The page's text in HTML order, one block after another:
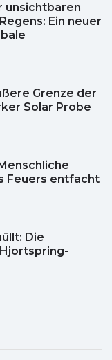
unsichtbaren
Ein neuer
Grenze der
Solar Probe
Feuers entfacht
Die